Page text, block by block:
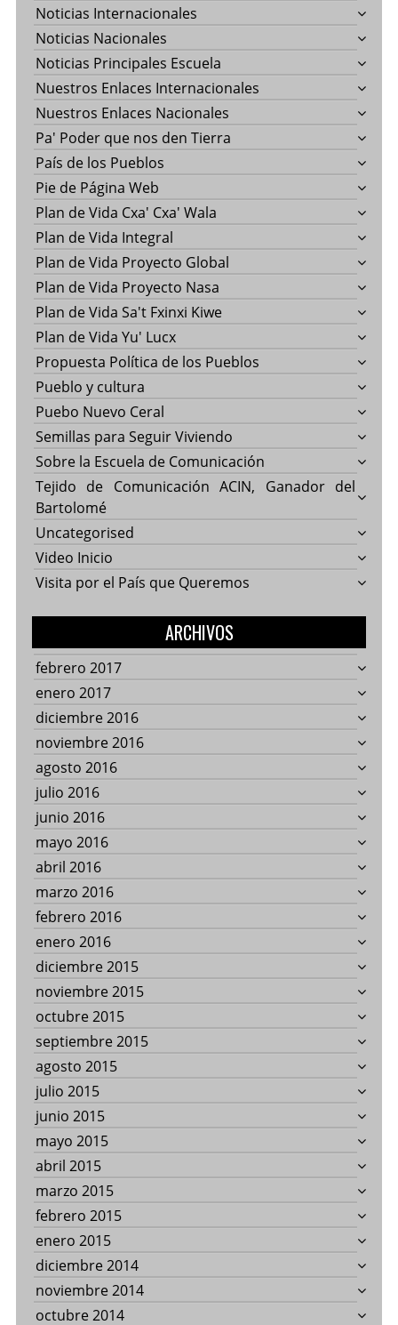
Noticias Internacionales
Noticias Nacionales
Noticias Principales Escuela
Nuestros Enlaces Internacionales
Nuestros Enlaces Nacionales
Pa' Poder que nos den Tierra
País de los Pueblos
Pie de Página Web
Plan de Vida Cxa' Cxa' Wala
Plan de Vida Integral
Plan de Vida Proyecto Global
Plan de Vida Proyecto Nasa
Plan de Vida Sa't Fxinxi Kiwe
Plan de Vida Yu' Lucx
Propuesta Política de los Pueblos
Pueblo y cultura
Puebo Nuevo Ceral
Semillas para Seguir Viviendo
Sobre la Escuela de Comunicación
Tejido de Comunicación ACIN, Ganador del
Bartolomé
Uncategorised
Video Inicio
Visita por el País que Queremos
ARCHIVOS
febrero 2017
enero 2017
diciembre 2016
noviembre 2016
agosto 2016
julio 2016
junio 2016
mayo 2016
abril 2016
marzo 2016
febrero 2016
enero 2016
diciembre 2015
noviembre 2015
octubre 2015
septiembre 2015
agosto 2015
julio 2015
junio 2015
mayo 2015
abril 2015
marzo 2015
febrero 2015
enero 2015
diciembre 2014
noviembre 2014
octubre 2014